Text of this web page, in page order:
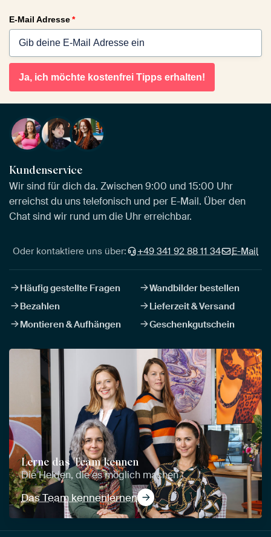
E-Mail Adresse*
Ja, ich möchte kostenfrei Tipps erhalten!
Kundenservice
Wir sind für dich da. Zwischen 9:00 und 15:00 Uhr
erreichst du uns telefonisch und per E-Mail. Über den
Chat sind wir rund um die Uhr erreichbar.
Oder kontaktiere uns über: +49 341 92 88 11 34 E-Mail
Häufig gestellte Fragen
Wandbilder bestellen
Bezahlen
Lieferzeit & Versand
Montieren & Aufhängen
Geschenkgutschein
Lerne das Team kennen
Die Helden, die es möglich machen
Das Team kennenlernen